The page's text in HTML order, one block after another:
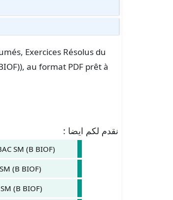
Exercices Résolus du
au format PDF prêt à
نقدم لكم ايضا :
SM (B BIOF)
(B BIOF)
(B BIOF)